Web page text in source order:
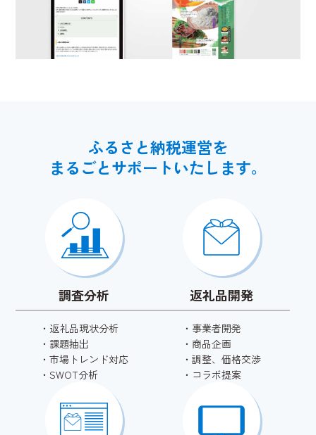
ふるさと納税運営を
まるごとサポートいたします。
調査分析
・ 返礼品現状分析
・ 課題抽出
・市場トレンド対応
・ SWOT分析
返礼品開発
・ 事業者開発
・ 商品企画
・ 調整、価格交渉
・ コラボ提案